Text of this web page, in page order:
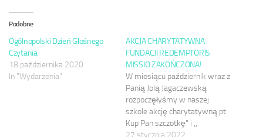
Podobne
Ogólnopolski Dzień Głośnego
Czytania
18 października 2020
In "Wydarzenia"
AKCJA CHARYTATYWNA
FUNDACJI REDEMPTORIS
MISSIO ZAKOŃCZONA!
W miesiącu październik wraz z
Panią Jolą Jagaczewską
rozpoczęłyśmy w naszej
szkole akcję charytatywną pt.
Kup Pan szczotkę" i ,,